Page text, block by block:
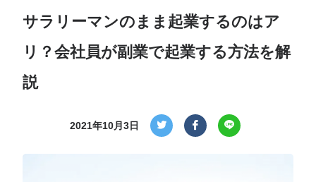
サラリーマンのまま起業するのはア
リ？会社員が副業で起業する方法を解
説
2021年10月3日